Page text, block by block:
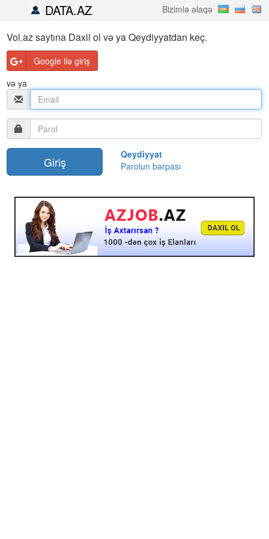
DATA.AZ Bizimlə əlaqə
Vol.az saytına Daxil ol və ya Qeydiyyatdan keç.
Google ilə giriş
və ya
Qeydiyyat
Parolun bərpası